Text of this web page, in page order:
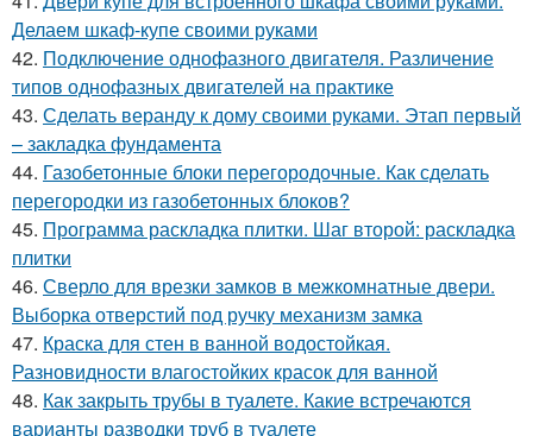
Делаем шкаф-купе своими руками
42. Подключение однофазного двигателя. Различение
типов однофазных двигателей на практике
43. Сделать веранду к дому своими руками. Этап первый
– закладка фундамента
44. Газобетонные блоки перегородочные. Как сделать
перегородки из газобетонных блоков?
45. Программа раскладка плитки. Шаг второй: раскладка
плитки
46. Сверло для врезки замков в межкомнатные двери.
Выборка отверстий под ручку механизм замка
47. Краска для стен в ванной водостойкая.
Разновидности влагостойких красок для ванной
48. Как закрыть трубы в туалете. Какие встречаются
варианты разводки труб в туалете